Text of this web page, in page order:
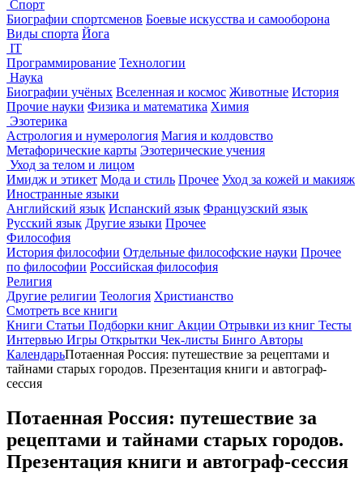
Спорт
Биографии спортсменов Боевые искусства и самооборона
Виды спорта Йога
IT
Программирование Технологии
Наука
Биографии учёных Вселенная и космос Животные История
Прочие науки Физика и математика Химия
Эзотерика
Астрология и нумерология Магия и колдовство
Метафорические карты Эзотерические учения
Уход за телом и лицом
Имидж и этикет Мода и стиль Прочее Уход за кожей и макияж
Иностранные языки
Английский язык Испанский язык Французский язык
Русский язык Другие языки Прочее
Философия
История философии Отдельные философские науки Прочее
по философии Российская философия
Религия
Другие религии Теология Христианство
Смотреть все книги
Книги Статьи Подборки книг Акции Отрывки из книг Тесты
Интервью Игры Открытки Чек-листы Бинго Авторы
КалендарьПотаенная Россия: путешествие за рецептами и
тайнами старых городов. Презентация книги и автограф-
сессия
Потаенная Россия: путешествие за
рецептами и тайнами старых городов.
Презентация книги и автограф-сессия